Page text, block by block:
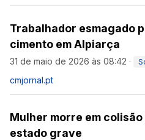
Trabalhador esmagado
cimento em Alpiarça
31 de maio de 2026 às 08:42 ·
cmjornal.pt
Mulher morre em colisão
estado grave